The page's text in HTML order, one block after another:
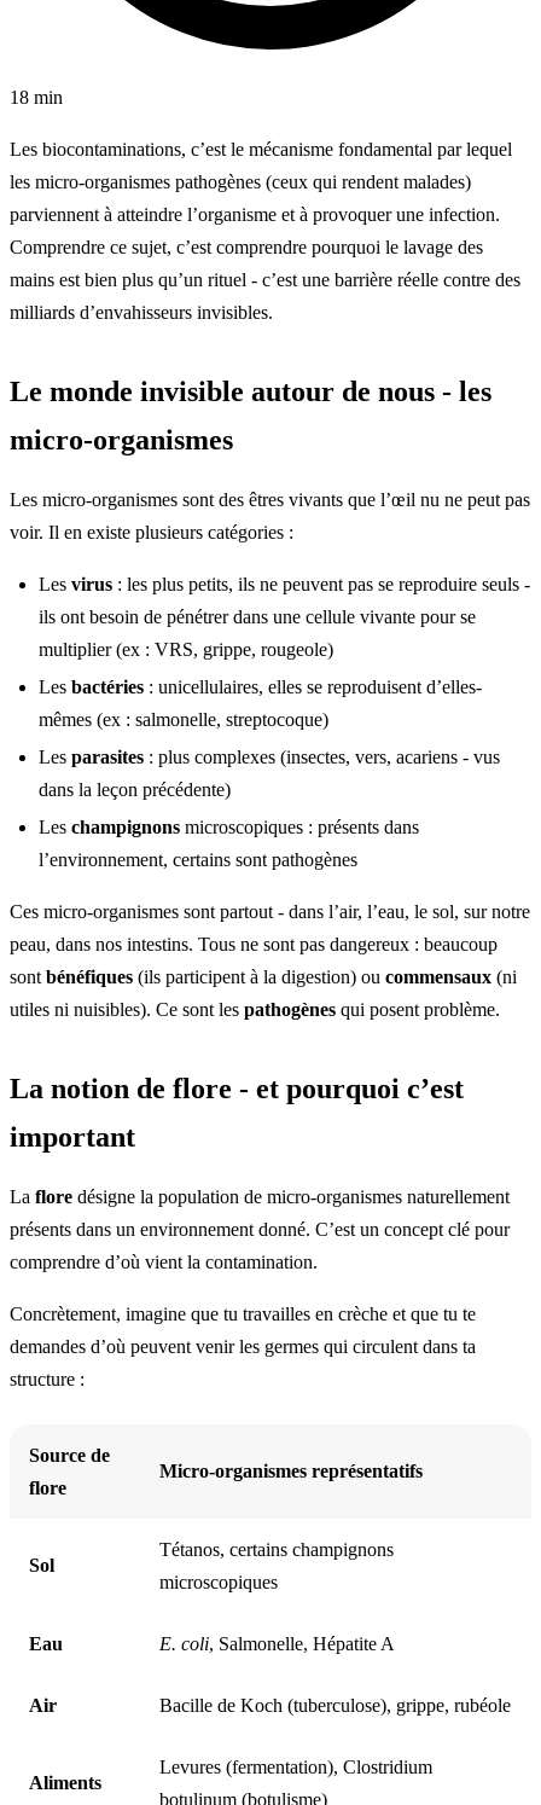
18 min
Les biocontaminations, c’est le mécanisme fondamental par lequel
les micro-organismes pathogènes (ceux qui rendent malades)
parviennent à atteindre l’organisme et à provoquer une infection.
Comprendre ce sujet, c’est comprendre pourquoi le lavage des
mains est bien plus qu’un rituel - c’est une barrière réelle contre des
milliards d’envahisseurs invisibles.
Le monde invisible autour de nous - les
micro-organismes
Les micro-organismes sont des êtres vivants que l’œil nu ne peut pas
voir. Il en existe plusieurs catégories :
Les virus : les plus petits, ils ne peuvent pas se reproduire seuls -
ils ont besoin de pénétrer dans une cellule vivante pour se
multiplier (ex : VRS, grippe, rougeole)
Les bactéries : unicellulaires, elles se reproduisent d’elles-
mêmes (ex : salmonelle, streptocoque)
Les parasites : plus complexes (insectes, vers, acariens - vus
dans la leçon précédente)
Les champignons microscopiques : présents dans
l’environnement, certains sont pathogènes
Ces micro-organismes sont partout - dans l’air, l’eau, le sol, sur notre
peau, dans nos intestins. Tous ne sont pas dangereux : beaucoup
sont bénéfiques (ils participent à la digestion) ou commensaux (ni
utiles ni nuisibles). Ce sont les pathogènes qui posent problème.
La notion de flore - et pourquoi c’est
important
La flore désigne la population de micro-organismes naturellement
présents dans un environnement donné. C’est un concept clé pour
comprendre d’où vient la contamination.
Concrètement, imagine que tu travailles en crèche et que tu te
demandes d’où peuvent venir les germes qui circulent dans ta
structure :
Source de
flore
Micro-organismes représentatifs
Sol
Tétanos, certains champignons
microscopiques
Eau E. coli, Salmonelle, Hépatite A
Air Bacille de Koch (tuberculose), grippe, rubéole
Aliments
Levures (fermentation), Clostridium
botulinum (botulisme)